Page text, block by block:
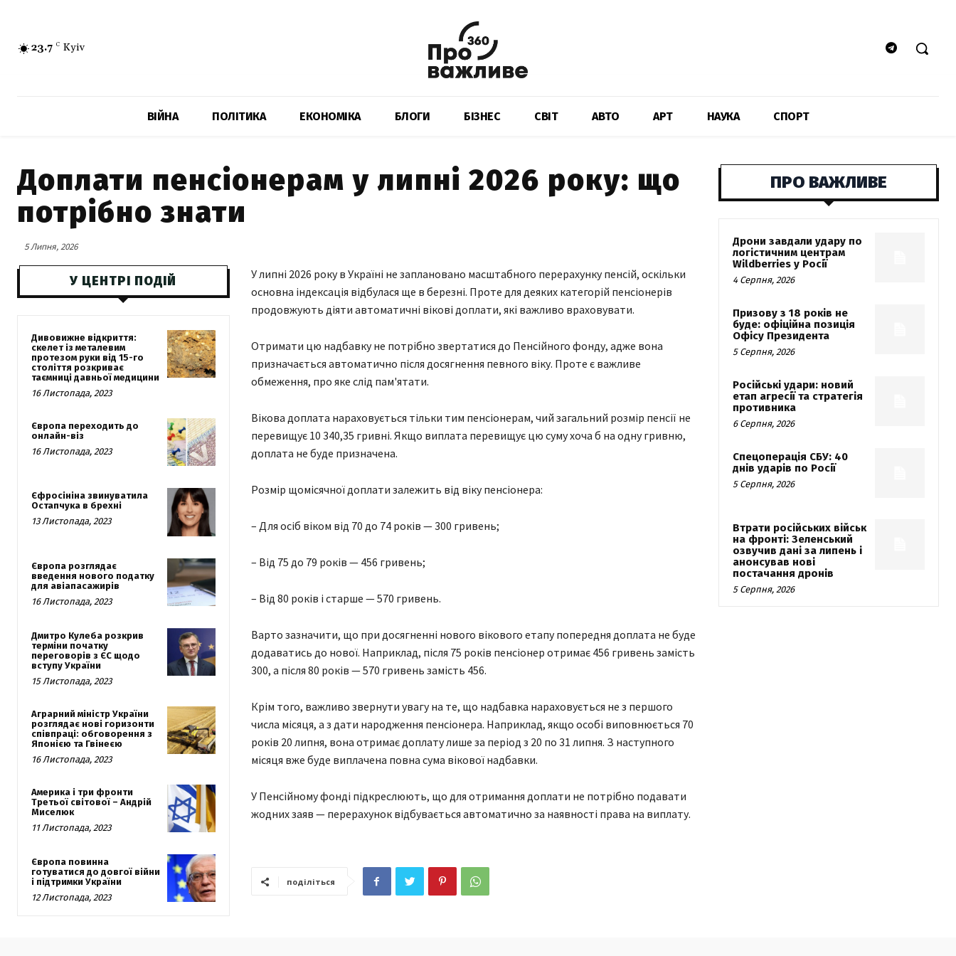
23.7 C Kyiv
ВІЙНА ПОЛІТИКА ЕКОНОМІКА БЛОГИ БІЗНЕС СВІТ АВТО АРТ НАУКА СПОРТ
Доплати пенсіонерам у липні 2026 року: що
потрібно знати
5 Липня, 2026
У ЦЕНТРІ ПОДІЙ
Дивовижне відкриття:
скелет із металевим
протезом руки від 15-го
століття розкриває
таємниці давньої медицини
16 Листопада, 2023
Європа переходить до
онлайн-віз
16 Листопада, 2023
Єфросініна звинуватила
Остапчука в брехні
13 Листопада, 2023
Європа розглядає
введення нового податку
для авіапасажирів
16 Листопада, 2023
Дмитро Кулеба розкрив
терміни початку
переговорів з ЄС щодо
вступу України
15 Листопада, 2023
Аграрний міністр України
розглядає нові горизонти
співпраці: обговорення з
Японією та Гвінеєю
16 Листопада, 2023
Америка і три фронти
Третьої світової – Андрій
Миселюк
11 Листопада, 2023
Європа повинна
готуватися до довгої війни
і підтримки України
12 Листопада, 2023
У липні 2026 року в Україні не заплановано масштабного перерахунку пенсій, оскільки
основна індексація відбулася ще в березні. Проте для деяких категорій пенсіонерів
продовжують діяти автоматичні вікові доплати, які важливо враховувати.
Отримати цю надбавку не потрібно звертатися до Пенсійного фонду, адже вона
призначається автоматично після досягнення певного віку. Проте є важливе
обмеження, про яке слід пам'ятати.
Вікова доплата нараховується тільки тим пенсіонерам, чий загальний розмір пенсії не
перевищує 10 340,35 гривні. Якщо виплата перевищує цю суму хоча б на одну гривню,
доплата не буде призначена.
Розмір щомісячної доплати залежить від віку пенсіонера:
– Для осіб віком від 70 до 74 років — 300 гривень;
– Від 75 до 79 років — 456 гривень;
– Від 80 років і старше — 570 гривень.
Варто зазначити, що при досягненні нового вікового етапу попередня доплата не буде
додаватись до нової. Наприклад, після 75 років пенсіонер отримає 456 гривень замість
300, а після 80 років — 570 гривень замість 456.
Крім того, важливо звернути увагу на те, що надбавка нараховується не з першого
числа місяця, а з дати народження пенсіонера. Наприклад, якщо особі виповнюється 70
років 20 липня, вона отримає доплату лише за період з 20 по 31 липня. З наступного
місяця вже буде виплачена повна сума вікової надбавки.
У Пенсійному фонді підкреслюють, що для отримання доплати не потрібно подавати
жодних заяв — перерахунок відбувається автоматично за наявності права на виплату.
поділіться
ПРО ВАЖЛИВЕ
Дрони завдали удару по
логістичним центрам
Wildberries у Росії
4 Серпня, 2026
Призову з 18 років не
буде: офіційна позиція
Офісу Президента
5 Серпня, 2026
Російські удари: новий
етап агресії та стратегія
противника
6 Серпня, 2026
Спецоперація СБУ: 40
днів ударів по Росії
5 Серпня, 2026
Втрати російських військ
на фронті: Зеленський
озвучив дані за липень і
анонсував нові
постачання дронів
5 Серпня, 2026